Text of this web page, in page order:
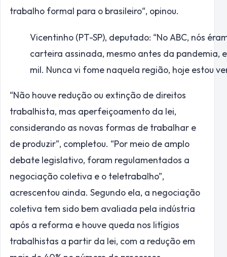
trabalho formal para o brasileiro“, opinou.
Vicentinho (PT-SP), deputado: “No ABC, nós
carteira assinada, mesmo antes da pandemia,
mil. Nunca vi fome naquela região, hoje estou
“Não houve redução ou extinção de direitos
trabalhista, mas aperfeiçoamento da lei,
considerando as novas formas de trabalhar e
de produzir”, completou. “Por meio de amplo
debate legislativo, foram regulamentados a
negociação coletiva e o teletrabalho”,
acrescentou ainda. Segundo ela, a negociação
coletiva tem sido bem avaliada pela indústria
após a reforma e houve queda nos litígios
trabalhistas a partir da lei, com a redução em